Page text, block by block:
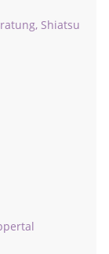
Shiatsu